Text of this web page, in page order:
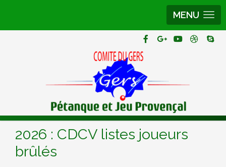
MENU
2026 : CDCV listes joueurs
brûlés